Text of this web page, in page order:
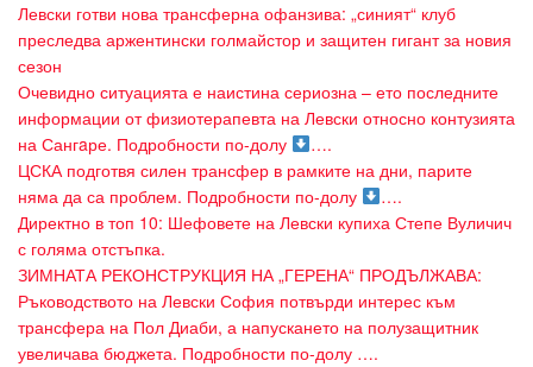
Левски готви нова трансферна офанзива: „синият“ клуб
преследва аржентински голмайстор и защитен гигант за новия
сезон
Очевидно ситуацията е наистина сериозна – ето последните
информации от физиотерапевта на Левски относно контузията
на Сангaре. Подробности по-долу
….
ЦСКА подготвя силен трансфер в рамките на дни, парите
няма да са проблем. Подробности по-долу
….
Директно в топ 10: Шефовете на Левски купиха Степе Вуличич
с голяма отстъпка.
ЗИМНАТА РЕКОНСТРУКЦИЯ НА „ГЕРЕНА“ ПРОДЪЛЖАВА:
Ръководството на Левски София потвърди интерес към
трансфера на Пол Диаби, а напускането на полузащитник
увеличава бюджета. Подробности по-долу ….